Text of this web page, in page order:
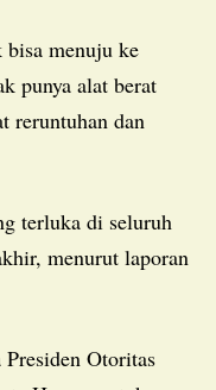
punya alat berat
reruntuhan dan
menurut laporan